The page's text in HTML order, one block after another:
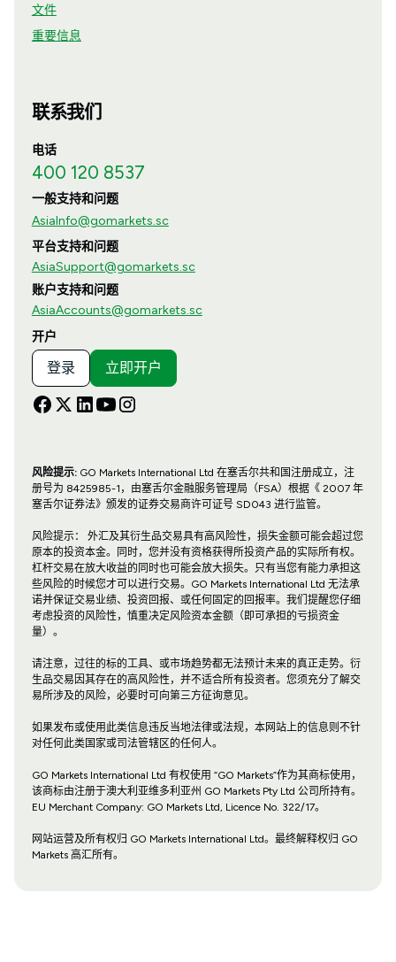
文件
重要信息
联系我们
电话
400 120 8537
一般支持和问题
AsiaInfo@gomarkets.sc
平台支持和问题
AsiaSupport@gomarkets.sc
账户支持和问题
AsiaAccounts@gomarkets.sc
开户
登录 立即开户
风险提示:GO Markets International Ltd 在塞舌尔共和国注册成立，注
册号为 8425985-1，由塞舌尔金融服务管理局（FSA）根据《 2007 年
塞舌尔证券法》颁发的证券交易商许可证号 SD043 进行监管。
风险提示： 外汇及其衍生品交易具有高风险性，损失金额可能会超过您
原本的投资本金。同时，您并没有资格获得所投资产品的实际所有权。
杠杆交易在放大收益的同时也可能会放大损失。只有当您有能力承担这
些风险的时候您才可以进行交易。GO Markets International Ltd 无法承
诺并保证交易业绩、投资回报、或任何固定的回报率。我们提醒您仔细
考虑投资的风险性，慎重决定风险资本金额（即可承担的亏损资金
量）。
请注意，过往的标的工具、或市场趋势都无法预计未来的真正走势。衍
生品交易因其存在的高风险性，并不适合所有投资者。您须充分了解交
易所涉及的风险，必要时可向第三方征询意见。
如果发布或使用此类信息违反当地法律或法规，本网站上的信息则不针
对任何此类国家或司法管辖区的任何人。
GO Markets International Ltd 有权使用 “GO Markets”作为其商标使用，
该商标由注册于澳大利亚维多利亚州 GO Markets Pty Ltd 公司所持有。
EU Merchant Company: GO Markets Ltd, Licence No. 322/17。
网站运营及所有权归 GO Markets International Ltd。最终解释权归 GO
Markets 高汇所有。